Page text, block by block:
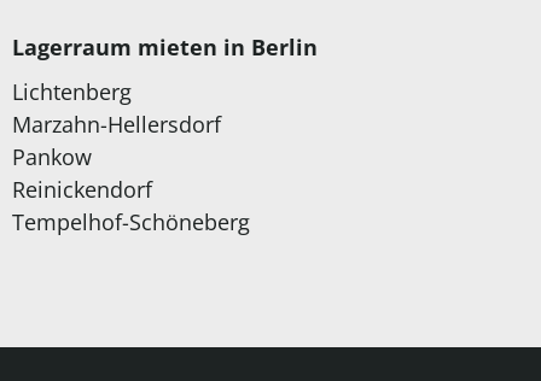
Lagerraum mieten in Berlin
Lichtenberg
Marzahn-Hellersdorf
Pankow
Reinickendorf
Tempelhof-Schöneberg